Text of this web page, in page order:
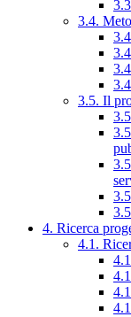
3.4.
3.5. Il
4. Ricerca
4.1.